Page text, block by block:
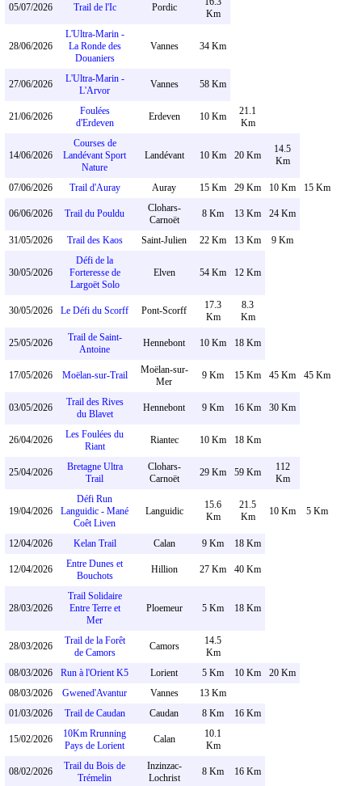
05/07/2026 Trail de l'Ic Pordic
Km
28/06/2026
L'Ultra-Marin -
La Ronde des
Douaniers
Vannes 34 Km
27/06/2026
L'Ultra-Marin -
L'Arvor
Vannes 58 Km
21/06/2026
Foulées
d'Erdeven
Erdeven 10 Km
21.1
Km
14/06/2026
Courses de
Landévant Sport
Nature
Landévant 10 Km 20 Km
14.5
Km
07/06/2026 Trail d'Auray Auray 15 Km 29 Km 10 Km 15 Km
06/06/2026 Trail du Pouldu
Clohars-
Carnoët
8 Km 13 Km 24 Km
31/05/2026 Trail des Kaos Saint-Julien 22 Km 13 Km 9 Km
30/05/2026
Défi de la
Forteresse de
Largoët Solo
Elven 54 Km 12 Km
30/05/2026 Le Défi du Scorff Pont-Scorff
17.3
Km
8.3
Km
25/05/2026
Trail de Saint-
Antoine
Hennebont 10 Km 18 Km
17/05/2026 Moëlan-sur-Trail
Moëlan-sur-
Mer
9 Km 15 Km 45 Km 45 Km
03/05/2026
Trail des Rives
du Blavet
Hennebont 9 Km 16 Km 30 Km
26/04/2026
Les Foulées du
Riant
Riantec 10 Km 18 Km
25/04/2026
Bretagne Ultra
Trail
Clohars-
Carnoët
29 Km 59 Km
112
Km
19/04/2026
Défi Run
Languidic - Mané
Coêt Liven
Languidic
15.6
Km
21.5
Km
10 Km 5 Km
12/04/2026 Kelan Trail Calan 9 Km 18 Km
12/04/2026
Entre Dunes et
Bouchots
Hillion 27 Km 40 Km
28/03/2026
Trail Solidaire
Entre Terre et
Mer
Ploemeur 5 Km 18 Km
28/03/2026
Trail de la Forêt
de Camors
Camors
14.5
Km
08/03/2026
Run à l'Orient K5 Lorient 5 Km 10 Km
20 Km
08/03/2026
Gwened'Avantur Vannes
13 Km
01/03/2026
Trail de Caudan Caudan 8 Km 16 Km
15/02/2026
10Km Rrunning
Pays de Lorient
Calan
10.1
Km
08/02/2026
Trail du Bois de
Trémelin
Inzinzac-
Lochrist
8 Km 16 Km